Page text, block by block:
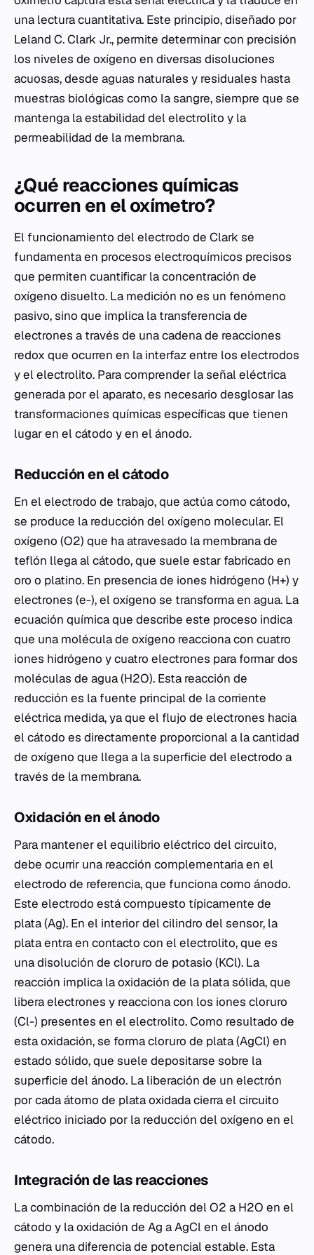
una lectura cuantitativa. Este principio, diseñado por
Leland C. Clark Jr., permite determinar con precisión
los niveles de oxígeno en diversas disoluciones
acuosas, desde aguas naturales y residuales hasta
muestras biológicas como la sangre, siempre que se
mantenga la estabilidad del electrolito y la
permeabilidad de la membrana.
¿Qué reacciones químicas
ocurren en el oxímetro?
El funcionamiento del electrodo de Clark se
fundamenta en procesos electroquímicos precisos
que permiten cuantificar la concentración de
oxígeno disuelto. La medición no es un fenómeno
pasivo, sino que implica la transferencia de
electrones a través de una cadena de reacciones
redox que ocurren en la interfaz entre los electrodos
y el electrolito. Para comprender la señal eléctrica
generada por el aparato, es necesario desglosar las
transformaciones químicas específicas que tienen
lugar en el cátodo y en el ánodo.
Reducción en el cátodo
En el electrodo de trabajo, que actúa como cátodo,
se produce la reducción del oxígeno molecular. El
oxígeno (O2) que ha atravesado la membrana de
teflón llega al cátodo, que suele estar fabricado en
oro o platino. En presencia de iones hidrógeno (H+) y
electrones (e-), el oxígeno se transforma en agua. La
ecuación química que describe este proceso indica
que una molécula de oxígeno reacciona con cuatro
iones hidrógeno y cuatro electrones para formar dos
moléculas de agua (H2O). Esta reacción de
reducción es la fuente principal de la corriente
eléctrica medida, ya que el flujo de electrones hacia
el cátodo es directamente proporcional a la cantidad
de oxígeno que llega a la superficie del electrodo a
través de la membrana.
Oxidación en el ánodo
Para mantener el equilibrio eléctrico del circuito,
debe ocurrir una reacción complementaria en el
electrodo de referencia, que funciona como ánodo.
Este electrodo está compuesto típicamente de
plata (Ag). En el interior del cilindro del sensor, la
plata entra en contacto con el electrolito, que es
una disolución de cloruro de potasio (KCl). La
reacción implica la oxidación de la plata sólida, que
libera electrones y reacciona con los iones cloruro
(Cl-) presentes en el electrolito. Como resultado de
esta oxidación, se forma cloruro de plata (AgCl) en
estado sólido, que suele depositarse sobre la
superficie del ánodo. La liberación de un electrón
por cada átomo de plata oxidada cierra el circuito
eléctrico iniciado por la reducción del oxígeno en el
cátodo.
Integración de las reacciones
La combinación de la reducción del O2 a H2O en el
cátodo y la oxidación de Ag a AgCl en el ánodo
genera una diferencia de potencial estable. Esta